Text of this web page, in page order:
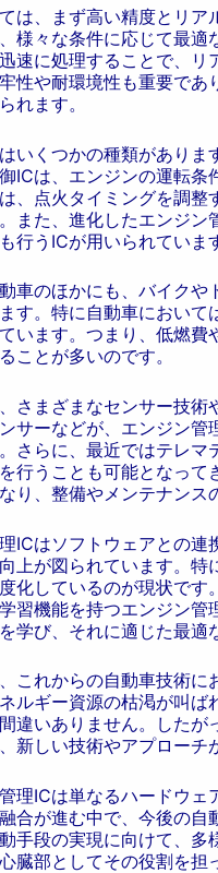
は、まず高い精度とリ
様々な条件に応じて最
速に処理することで、
性や耐環境性も重要で
れます。
いくつかの種類があり
ICは、エンジンの運転
、点火タイミングを調
また、進化したエンジ
行うICが用いられていま
車のほかにも、バイク
す。特に自動車におい
います。つまり、低燃
ことが多いのです。
さまざまなセンサー技
サーなどが、エンジン
さらに、最近ではテレ
行うことも可能となっ
り、整備やメンテナンス
ICはソフトウェアとの
上が図られています。
化しているのが現状で
習機能を持つエンジン
学び、それに適じた最適
これからの自動車技術
ルギー資源の枯渇が叫
違いありません。した
新しい技術やアプローチ
理ICは単なるハードウ
合が進む中で、今後の
手段の実現に向けて、
臓部としてその役割を担